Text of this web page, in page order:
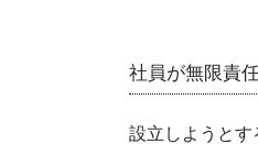
社員が無限責
設立しようとす